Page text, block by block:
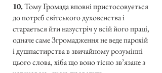
10.Тому Громада вповні пристосовується
до потреб світського духовенства і
старається йти назустріч у всій його праці,
одначе саме Згромадження не веде парохій
і душпастирства в звичайному розумінні
цього слова, хіба що воно тісно зв’язане з